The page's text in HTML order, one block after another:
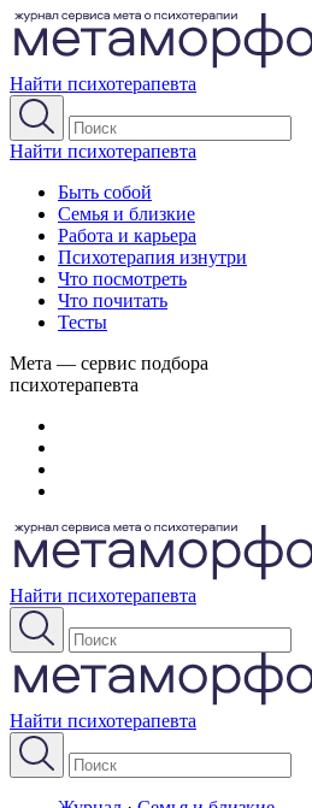
Найти психотерапевта
Найти психотерапевта
Быть собой
Семья и близкие
Работа и карьера
Психотерапия изнутри
Что посмотреть
Что почитать
Тесты
Мета — сервис подбора
психотерапевта
Найти психотерапевта
Найти психотерапевта